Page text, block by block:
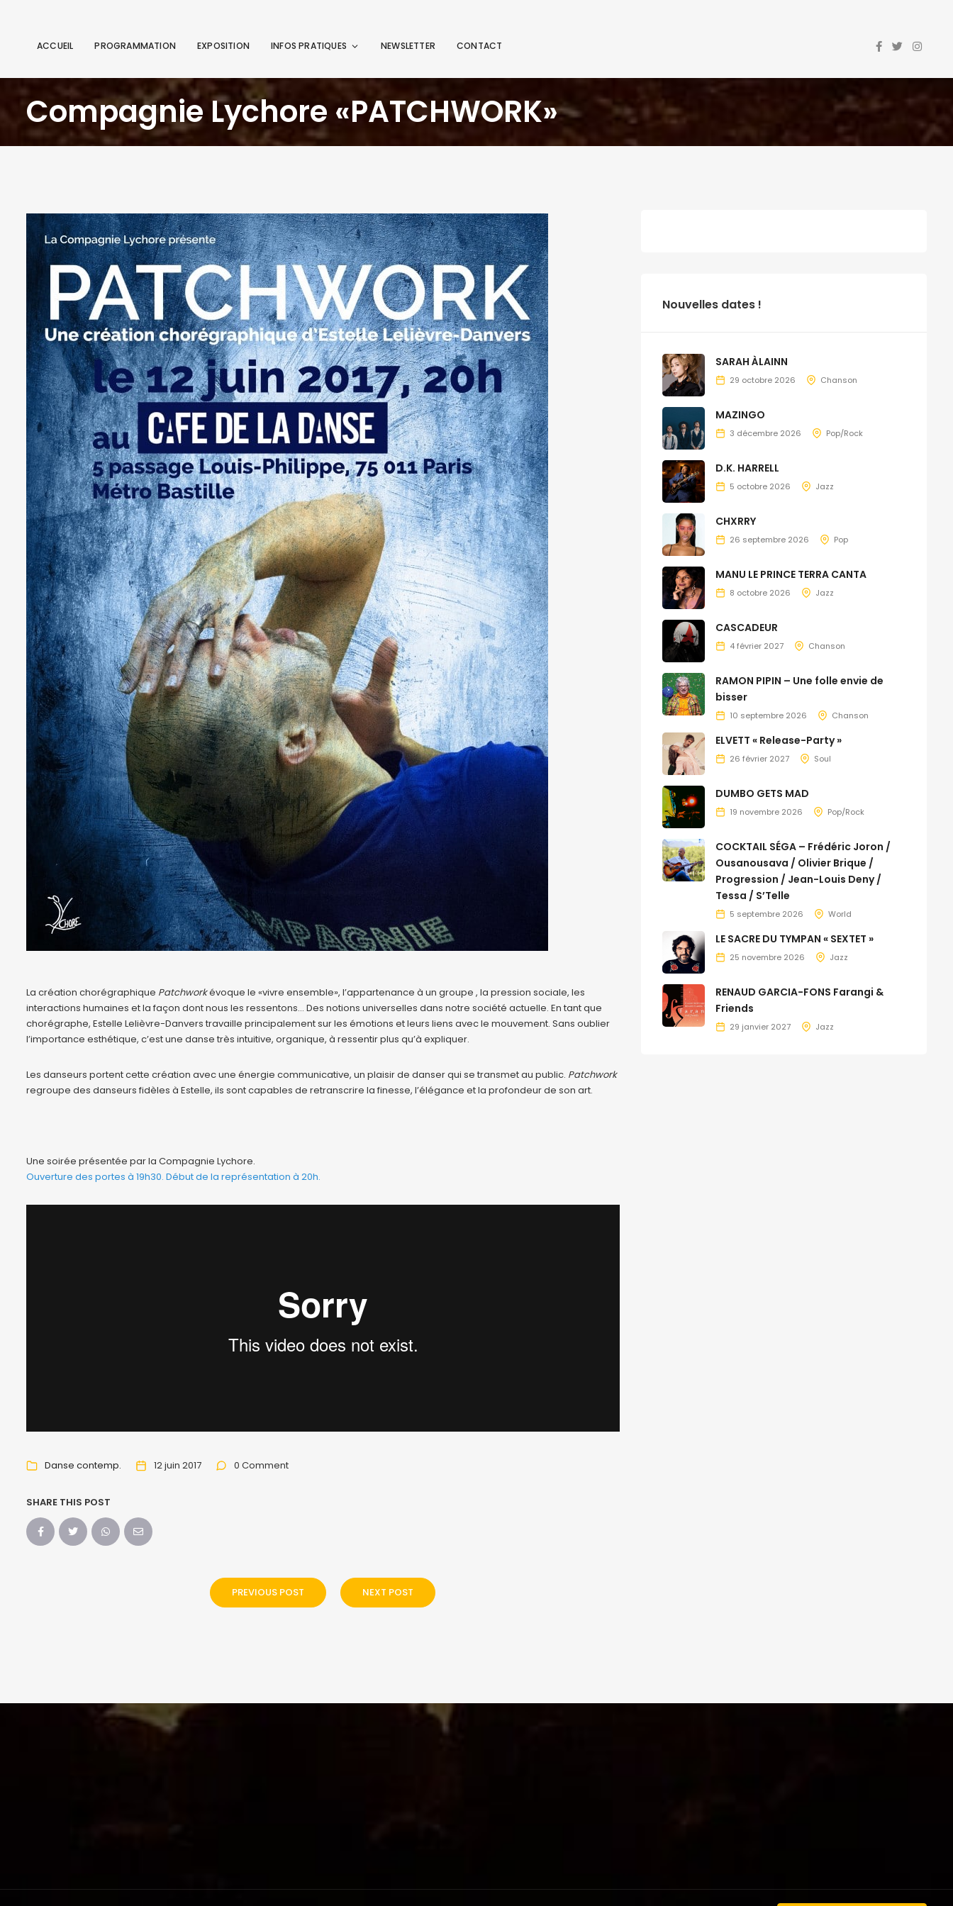
ACCUEIL PROGRAMMATION EXPOSITION INFOS PRATIQUES NEWSLETTER CONTACT
Compagnie Lychore «PATCHWORK»
La création chorégraphique Patchworkévoque le «vivre ensemble», l’appartenance à un groupe , la pression sociale, les
interactions humaines et la façon dont nous les ressentons… Des notions universelles dans notre société actuelle. En tant que
chorégraphe, Estelle Lelièvre-Danvers travaille principalement sur les émotions et leurs liens avec le mouvement. Sans oublier
l’importance esthétique, c’est une danse très intuitive, organique, à ressentir plus qu’à expliquer.
Les danseurs portent cette création avec une énergie communicative, un plaisir de danser qui se transmet au public. Patchwork
regroupe des danseurs fidèles à Estelle, ils sont capables de retranscrire la finesse, l’élégance et la profondeur de son art.
Une soirée présentée par la Compagnie Lychore.
Ouverture des portes à 19h30. Début de la représentation à 20h.
Danse contemp. 12 juin 2017 0 Comment
SHARE THIS POST
PREVIOUS POST NEXT POST
Nouvelles dates !
SARAH ÀLAINN
29 octobre 2026 Chanson
MAZINGO
3 décembre 2026 Pop/Rock
D.K. HARRELL
5 octobre 2026 Jazz
CHXRRY
26 septembre 2026 Pop
MANU LE PRINCE TERRA CANTA
8 octobre 2026 Jazz
CASCADEUR
4 février 2027 Chanson
RAMON PIPIN – Une folle envie de
bisser
10 septembre 2026 Chanson
ELVETT « Release-Party »
26 février 2027 Soul
DUMBO GETS MAD
19 novembre 2026 Pop/Rock
COCKTAIL SÉGA – Frédéric Joron /
Ousanousava / Olivier Brique /
Progression / Jean-Louis Deny /
Tessa / S’Telle
5 septembre 2026 World
LE SACRE DU TYMPAN « SEXTET »
25 novembre 2026 Jazz
RENAUD GARCIA-FONS Farangi &
Friends
29 janvier 2027 Jazz